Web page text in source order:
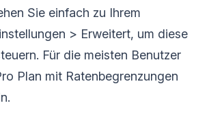
Sie einfach zu Ihrem
> Erweitert, um diese
Für die meisten Benutzer
Plan mit Ratenbegrenzungen